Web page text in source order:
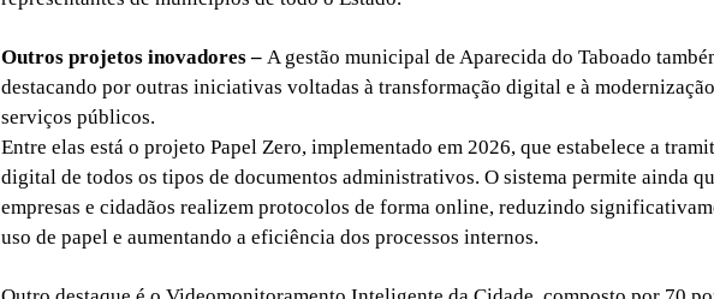
Outros projetos inovadores – A gestão municipal de Aparecida do Taboado
destacando por outras iniciativas voltadas à transformação digital e à
serviços públicos.
Entre elas está o projeto Papel Zero, implementado em 2026, que estabelece a
digital de todos os tipos de documentos administrativos. O sistema permite ainda
empresas e cidadãos realizem protocolos de forma online, reduzindo
uso de papel e aumentando a eficiência dos processos internos.